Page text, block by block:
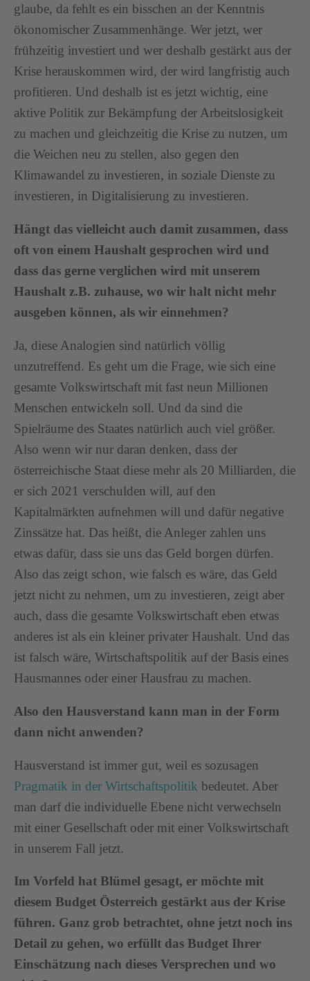
glaube, da fehlt es ein bisschen an der Kenntnis
ökonomischer Zusammenhänge. Wer jetzt, wer
frühzeitig investiert und wer deshalb gestärkt aus der
Krise herauskommen wird, der wird langfristig auch
profitieren. Und deshalb ist es jetzt wichtig, eine
aktive Politik zur Bekämpfung der Arbeitslosigkeit
zu machen und gleichzeitig die Krise zu nutzen, um
die Weichen neu zu stellen, also gegen den
Klimawandel zu investieren, in soziale Dienste zu
investieren, in Digitalisierung zu investieren.
Hängt das vielleicht auch damit zusammen, dass
oft von einem Haushalt gesprochen wird und
dass das gerne verglichen wird mit unserem
Haushalt z.B. zuhause, wo wir halt nicht mehr
ausgeben können, als wir einnehmen?
Ja, diese Analogien sind natürlich völlig
unzutreffend. Es geht um die Frage, wie sich eine
gesamte Volkswirtschaft mit fast neun Millionen
Menschen entwickeln soll. Und da sind die
Spielräume des Staates natürlich auch viel größer.
Also wenn wir nur daran denken, dass der
österreichische Staat diese mehr als 20 Milliarden, die
er sich 2021 verschulden will, auf den
Kapitalmärkten aufnehmen will und dafür negative
Zinssätze hat. Das heißt, die Anleger zahlen uns
etwas dafür, dass sie uns das Geld borgen dürfen.
Also das zeigt schon, wie falsch es wäre, das Geld
jetzt nicht zu nehmen, um zu investieren, zeigt aber
auch, dass die gesamte Volkswirtschaft eben etwas
anderes ist als ein kleiner privater Haushalt. Und das
ist falsch wäre, Wirtschaftspolitik auf der Basis eines
Hausmannes oder einer Hausfrau zu machen.
Also den Hausverstand kann man in der Form
dann nicht anwenden?
Hausverstand ist immer gut, weil es sozusagen
Pragmatik in der Wirtschaftspolitik bedeutet. Aber
man darf die individuelle Ebene nicht verwechseln
mit einer Gesellschaft oder mit einer Volkswirtschaft
in unserem Fall jetzt.
Im Vorfeld hat Blümel gesagt, er möchte mit
diesem Budget Österreich gestärkt aus der Krise
führen. Ganz grob betrachtet, ohne jetzt noch ins
Detail zu gehen, wo erfüllt das Budget Ihrer
Einschätzung nach dieses Versprechen und wo